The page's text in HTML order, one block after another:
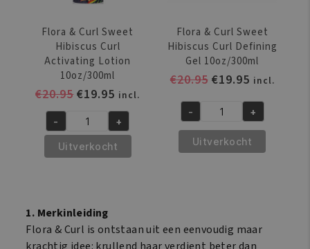
Flora & Curl Sweet
Hibiscus Curl
Activating Lotion
10oz/300ml
€20.95Oorspronkelijke
was:
€20.95.
€19.95 Huidige
prijs
is:
€19.95.
incl.
Flora
Curl
Curl
Activating
Lotion
- +
Uitverkocht
Flora & Curl Sweet
Hibiscus Curl Defining
Gel 10oz/300ml
€20.95 Oorspronkelijke
was:
€20.95.
€19.95Huidige
is:
€19.95.
incl.
Flora
&
Curl
Gel
- +
Uitverkocht
1. Merkinleiding
Flora & Curl is ontstaan uit een eenvoudig maar